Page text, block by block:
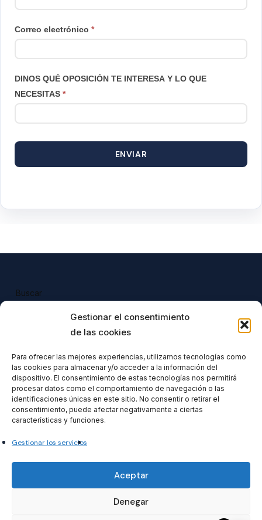
Gestionar el consentimiento
de las cookies
Para ofrecer las mejores experiencias, utilizamos tecnologías como
las cookies para almacenar y/o acceder a la información del
dispositivo. El consentimiento de estas tecnologías nos permitirá
procesar datos como el comportamiento de navegación o las
identificaciones únicas en este sitio. No consentir o retirar el
consentimiento, puede afectar negativamente a ciertas
características y funciones.
Gestionar los servicios
Aceptar
Denegar
Correo electrónico *
DINOS QUÉ OPOSICIÓN TE INTERESA Y LO QUE
NECESITAS *
ENVIAR
Buscar
Todos nuestros productos tienen
incluido el IVA en su precio.